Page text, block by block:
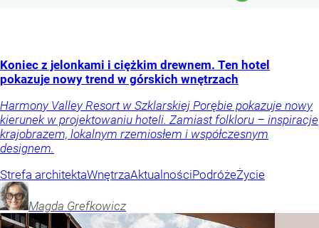
Koniec z jelonkami i ciężkim drewnem. Ten hotel
pokazuje nowy trend w górskich wnętrzach
Harmony Valley Resort w Szklarskiej Porębie pokazuje nowy
kierunek w projektowaniu hoteli. Zamiast folkloru – inspiracje
krajobrazem, lokalnym rzemiosłem i współczesnym
designem.
Strefa architektaWnętrzaAktualnościPodróżeŻycie
Magda Grefkowicz